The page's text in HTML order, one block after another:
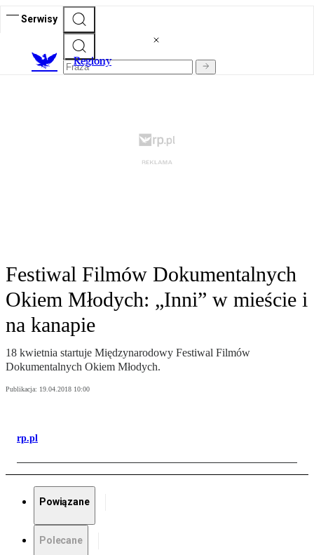
Serwisy
Regiony
Festiwal Filmów Dokumentalnych
Okiem Młodych: „Inni” w mieście i
na kanapie
18 kwietnia startuje Międzynarodowy Festiwal Filmów
Dokumentalnych Okiem Młodych.
Publikacja: 19.04.2018 10:00
rp.pl
Powiązane
Polecane